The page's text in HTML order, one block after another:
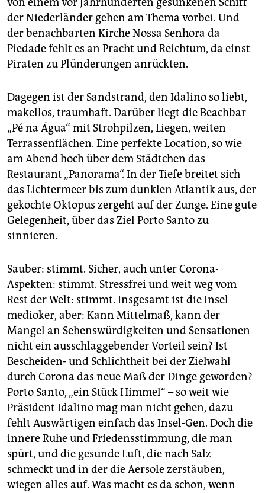
der Niederländer gehen am Thema vorbei. Und
der benachbarten Kirche Nossa Senhora da
Piedade fehlt es an Pracht und Reichtum, da einst
Piraten zu Plünderungen anrückten.
Dagegen ist der Sandstrand, den Idalino so liebt,
makellos, traumhaft. Darüber liegt die Beachbar
„Pé na Água“ mit Strohpilzen, Liegen, weiten
Terrassenflächen. Eine perfekte Location, so wie
am Abend hoch über dem Städtchen das
Restaurant „Panorama“. In der Tiefe breitet sich
das Lichtermeer bis zum dunklen Atlantik aus, der
gekochte Oktopus zergeht auf der Zunge. Eine gute
Gelegenheit, über das Ziel Porto Santo zu
sinnieren.
Sauber: stimmt. Sicher, auch unter Corona-
Aspekten: stimmt. Stressfrei und weit weg vom
Rest der Welt: stimmt. Insgesamt ist die Insel
medioker, aber: Kann Mittelmaß, kann der
Mangel an Sehenswürdigkeiten und Sensationen
nicht ein ausschlaggebender Vorteil sein? Ist
Bescheiden- und Schlichtheit bei der Zielwahl
durch Corona das neue Maß der Dinge geworden?
Porto Santo, „ein Stück Himmel“ – so weit wie
Präsident Idalino mag man nicht gehen, dazu
fehlt Auswärtigen einfach das Insel-Gen. Doch die
innere Ruhe und Friedensstimmung, die man
spürt, und die gesunde Luft, die nach Salz
schmeckt und in der die Aersole zerstäuben,
wiegen alles auf. Was macht es da schon, wenn